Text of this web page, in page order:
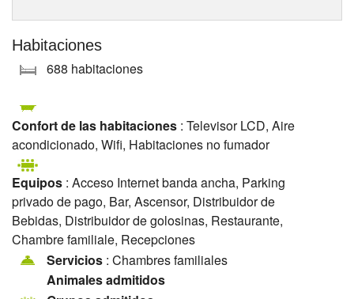
Habitaciones
688 habitaciones
Confort de las habitaciones : Televisor LCD, Aire
acondicionado, Wifi, Habitaciones no fumador
Equipos : Acceso Internet banda ancha, Parking
privado de pago, Bar, Ascensor, Distribuidor de
Bebidas, Distribuidor de golosinas, Restaurante,
Chambre familiale, Recepciones
Servicios : Chambres familiales
Animales admitidos